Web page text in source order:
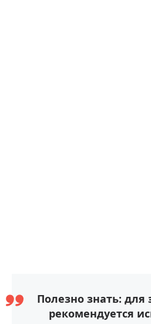
Полезно знать: для
рекомендуется